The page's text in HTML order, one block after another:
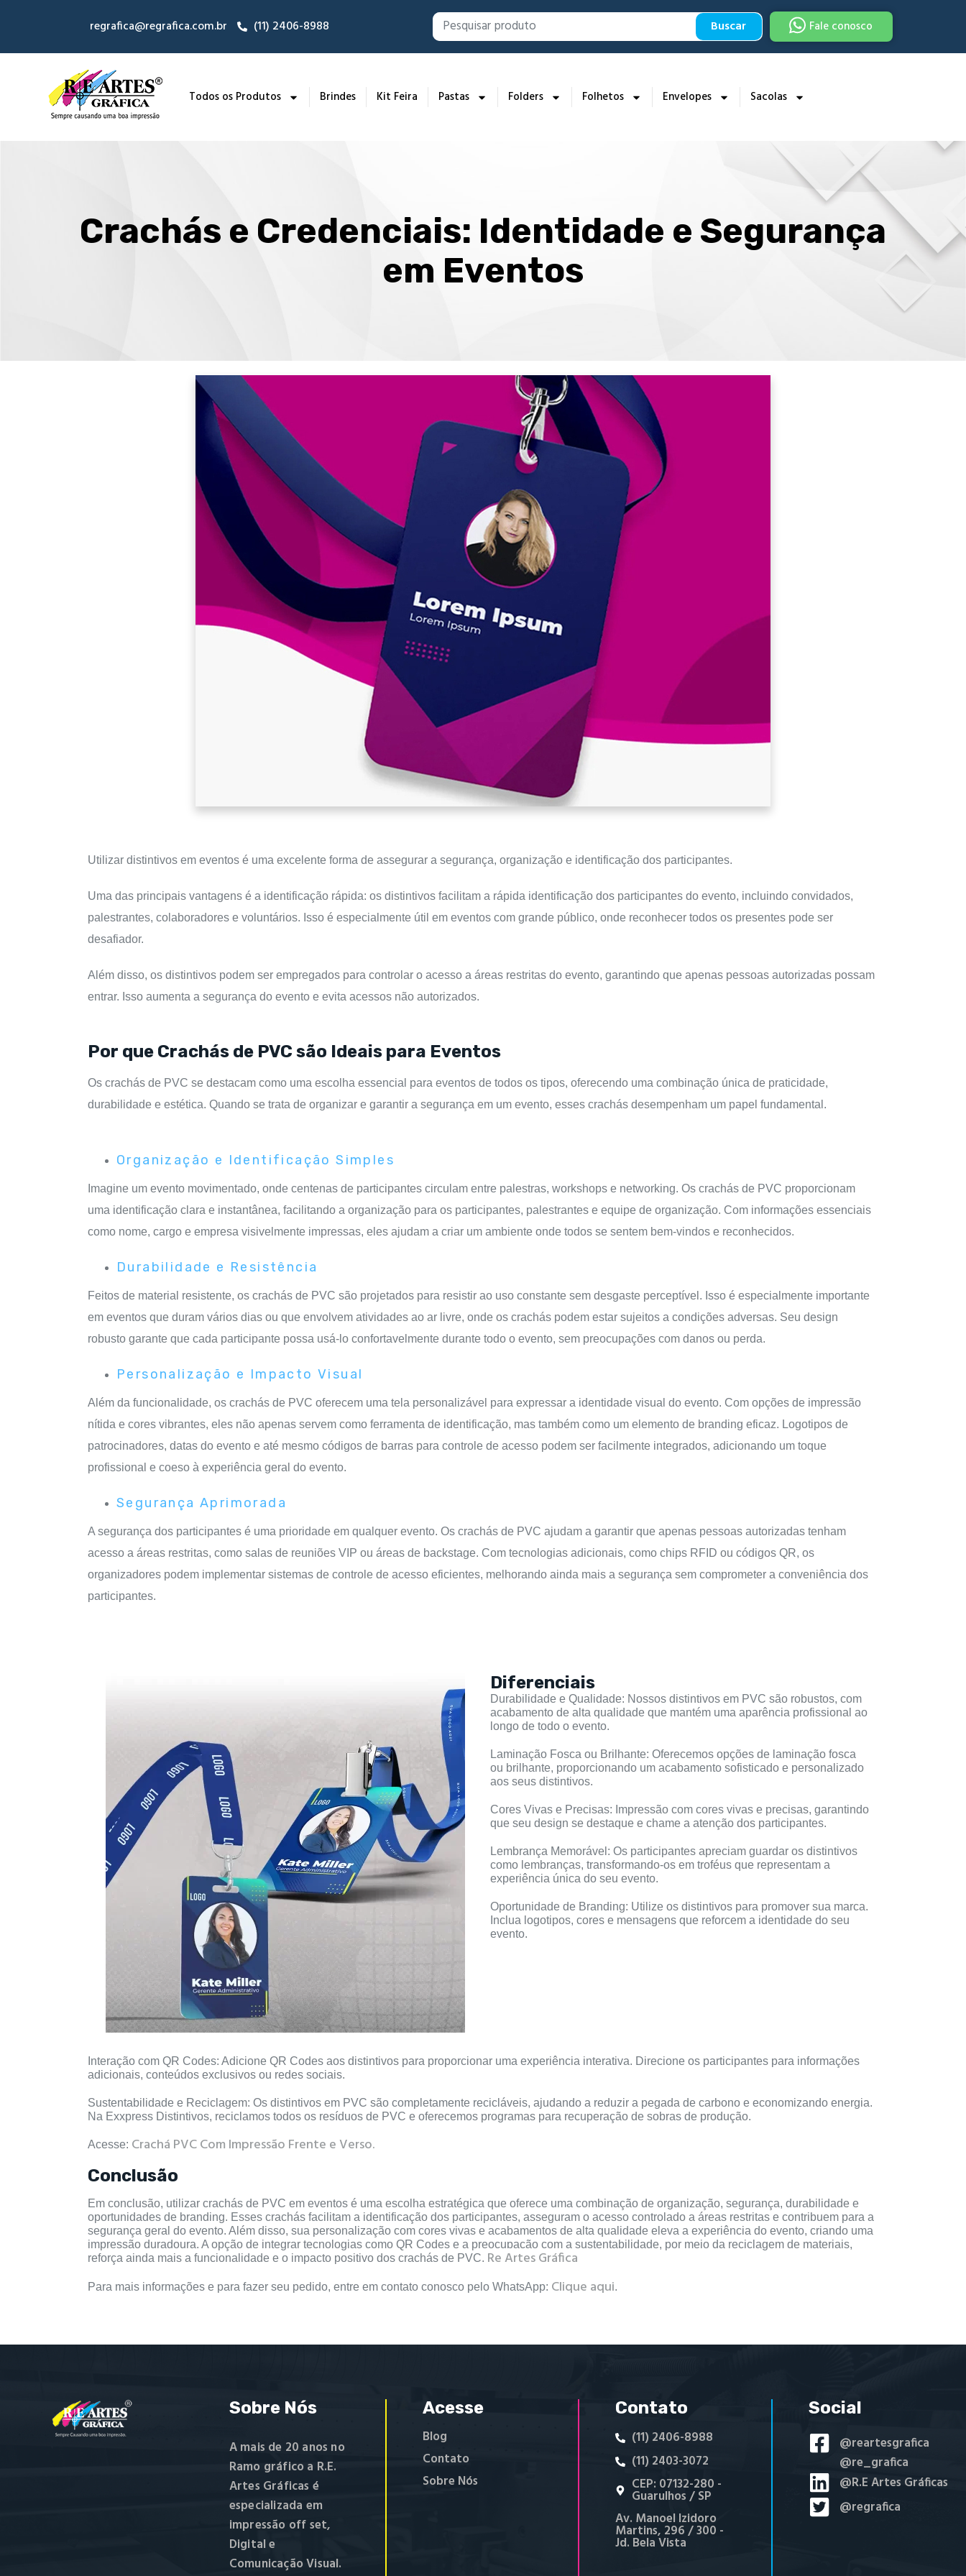
regrafica@regrafica.com.br (11) 2406-8988 Buscar Fale conosco
Todos os Produtos Brindes Kit Feira Pastas Folders Folhetos Envelopes Sacolas
Crachás e Credenciais: Identidade e Segurança
em Eventos
Utilizar distintivos em eventos é uma excelente forma de assegurar a segurança, organização e identificação dos participantes.
Uma das principais vantagens é a identificação rápida: os distintivos facilitam a rápida identificação dos participantes do evento, incluindo convidados,
palestrantes, colaboradores e voluntários. Isso é especialmente útil em eventos com grande público, onde reconhecer todos os presentes pode ser
desafiador.
Além disso, os distintivos podem ser empregados para controlar o acesso a áreas restritas do evento, garantindo que apenas pessoas autorizadas possam
entrar. Isso aumenta a segurança do evento e evita acessos não autorizados.
Por que Crachás de PVC são Ideais para Eventos
Os crachás de PVC se destacam como uma escolha essencial para eventos de todos os tipos, oferecendo uma combinação única de praticidade,
durabilidade e estética. Quando se trata de organizar e garantir a segurança em um evento, esses crachás desempenham um papel fundamental.
Organização e Identificação Simples
Imagine um evento movimentado, onde centenas de participantes circulam entre palestras, workshops e networking. Os crachás de PVC proporcionam
uma identificação clara e instantânea, facilitando a organização para os participantes, palestrantes e equipe de organização. Com informações essenciais
como nome, cargo e empresa visivelmente impressas, eles ajudam a criar um ambiente onde todos se sentem bem-vindos e reconhecidos.
Durabilidade e Resistência
Feitos de material resistente, os crachás de PVC são projetados para resistir ao uso constante sem desgaste perceptível. Isso é especialmente importante
em eventos que duram vários dias ou que envolvem atividades ao ar livre, onde os crachás podem estar sujeitos a condições adversas. Seu design
robusto garante que cada participante possa usá-lo confortavelmente durante todo o evento, sem preocupações com danos ou perda.
Personalização e Impacto Visual
Além da funcionalidade, os crachás de PVC oferecem uma tela personalizável para expressar a identidade visual do evento. Com opções de impressão
nítida e cores vibrantes, eles não apenas servem como ferramenta de identificação, mas também como um elemento de branding eficaz. Logotipos de
patrocinadores, datas do evento e até mesmo códigos de barras para controle de acesso podem ser facilmente integrados, adicionando um toque
profissional e coeso à experiência geral do evento.
Segurança Aprimorada
A segurança dos participantes é uma prioridade em qualquer evento. Os crachás de PVC ajudam a garantir que apenas pessoas autorizadas tenham
acesso a áreas restritas, como salas de reuniões VIP ou áreas de backstage. Com tecnologias adicionais, como chips RFID ou códigos QR, os
organizadores podem implementar sistemas de controle de acesso eficientes, melhorando ainda mais a segurança sem comprometer a conveniência dos
participantes.
Diferenciais
Durabilidade e Qualidade: Nossos distintivos em PVC são robustos, com
acabamento de alta qualidade que mantém uma aparência profissional ao
longo de todo o evento.
Laminação Fosca ou Brilhante: Oferecemos opções de laminação fosca
ou brilhante, proporcionando um acabamento sofisticado e personalizado
aos seus distintivos.
Cores Vivas e Precisas: Impressão com cores vivas e precisas, garantindo
que seu design se destaque e chame a atenção dos participantes.
Lembrança Memorável: Os participantes apreciam guardar os distintivos
como lembranças, transformando-os em troféus que representam a
experiência única do seu evento.
Oportunidade de Branding: Utilize os distintivos para promover sua marca.
Inclua logotipos, cores e mensagens que reforcem a identidade do seu
evento.
Interação com QR Codes: Adicione QR Codes aos distintivos para proporcionar uma experiência interativa. Direcione os participantes para informações
adicionais, conteúdos exclusivos ou redes sociais.
Sustentabilidade e Reciclagem: Os distintivos em PVC são completamente recicláveis, ajudando a reduzir a pegada de carbono e economizando energia.
Na Exxpress Distintivos, reciclamos todos os resíduos de PVC e oferecemos programas para recuperação de sobras de produção.
Acesse: Crachá PVC Com Impressão Frente e Verso.
Conclusão
Em conclusão, utilizar crachás de PVC em eventos é uma escolha estratégica que oferece uma combinação de organização, segurança, durabilidade e
oportunidades de branding. Esses crachás facilitam a identificação dos participantes, asseguram o acesso controlado a áreas restritas e contribuem para a
segurança geral do evento. Além disso, sua personalização com cores vivas e acabamentos de alta qualidade eleva a experiência do evento, criando uma
impressão duradoura. A opção de integrar tecnologias como QR Codes e a preocupação com a sustentabilidade, por meio da reciclagem de materiais,
reforça ainda mais a funcionalidade e o impacto positivo dos crachás de PVC. Re Artes Gráfica
Para mais informações e para fazer seu pedido, entre em contato conosco pelo WhatsApp: Clique aqui.
Sobre Nós
A mais de 20 anos no
Ramo gráfico a R.E.
Artes Gráficas é
especializada em
impressão off set,
Digital e
Comunicação Visual.
Acesse
Blog
Contato
Sobre Nós
Contato
(11) 2406-8988
(11) 2403-3072
CEP: 07132-280 -
Guarulhos / SP
Av. Manoel Izidoro
Martins, 296 / 300 -
Jd. Bela Vista
Social
@reartesgrafica
@re_grafica
@R.E Artes Gráficas
@regrafica